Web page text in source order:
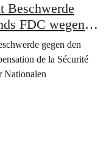
Beschwerde
FDC wegen
für
gegen den
de la Sécurité
Nationalen